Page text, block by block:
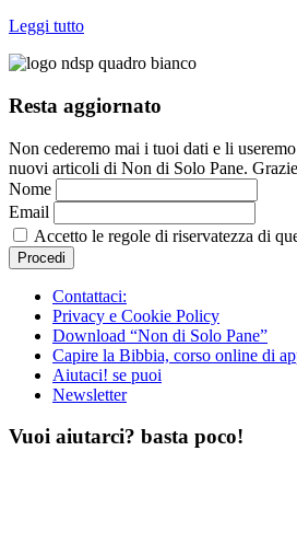
Leggi tutto
Resta aggiornato
Non cederemo mai i tuoi dati e li
nuovi articoli di Non di Solo Pane.
Nome
Email
Accetto le regole di riservatezza di
Contattaci:
Privacy e Cookie Policy
Download “Non di Solo Pane”
Capire la Bibbia, corso online di
Aiutaci! se puoi
Newsletter
Vuoi aiutarci? basta poco!